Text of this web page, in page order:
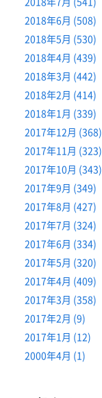
2018年6月 (508)
2018年5月 (530)
2018年4月 (439)
2018年3月 (442)
2018年2月 (414)
2018年1月 (339)
2017年12月 (368)
2017年11月 (323)
2017年10月 (343)
2017年9月 (349)
2017年8月 (427)
2017年7月 (324)
2017年6月 (334)
2017年5月 (320)
2017年4月 (409)
2017年3月 (358)
2017年2月 (9)
2017年1月 (12)
2000年4月 (1)